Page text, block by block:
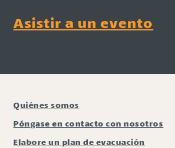
Asistir a un evento
Quiénes somos
Póngase en contacto con nosotros
Elabore un plan de evacuación